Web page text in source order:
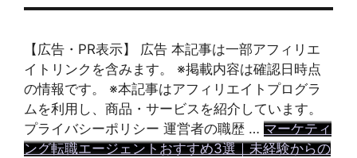
【広告・PR表示】 広告 本記事は一部アフィリエ
イトリンクを含みます。 ※掲載内容は確認日時点
の情報です。 ※本記事はアフィリエイトプログラ
ムを利用し、商品・サービスを紹介しています。
プライバシーポリシー 運営者の職歴 … マーケティ
ング転職エージェントおすすめ3選｜未経験からの